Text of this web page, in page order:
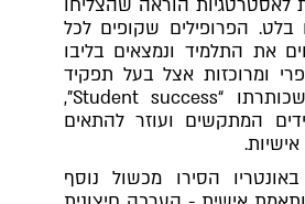
לאסטרטגיות הוראה שהצליחו
הפרופילים שקופים לכל
את התלמיד ונמצאים בליבו
ומרוכזות אצל בעל תפקיד
בית ספרי מיוחד שכותרתו “Student success”,
המתקשים ועוזר להתאים
הסירו מכשול נוסף